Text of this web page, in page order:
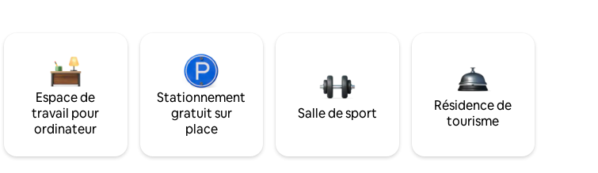
Espace de
travail pour
ordinateur
Stationnement
gratuit sur
place
Salle de sport
Résidence de
tourisme